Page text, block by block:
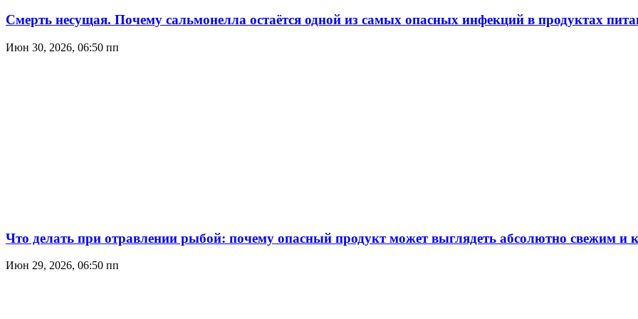
Смерть несущая. Почему сальмонелла остаётся одной из самых опасных инфекций в продуктах
Июн 30, 2026, 06:50 пп
Что делать при отравлении рыбой: почему опасный продукт может выглядеть абсолютно свежим и
Июн 29, 2026, 06:50 пп